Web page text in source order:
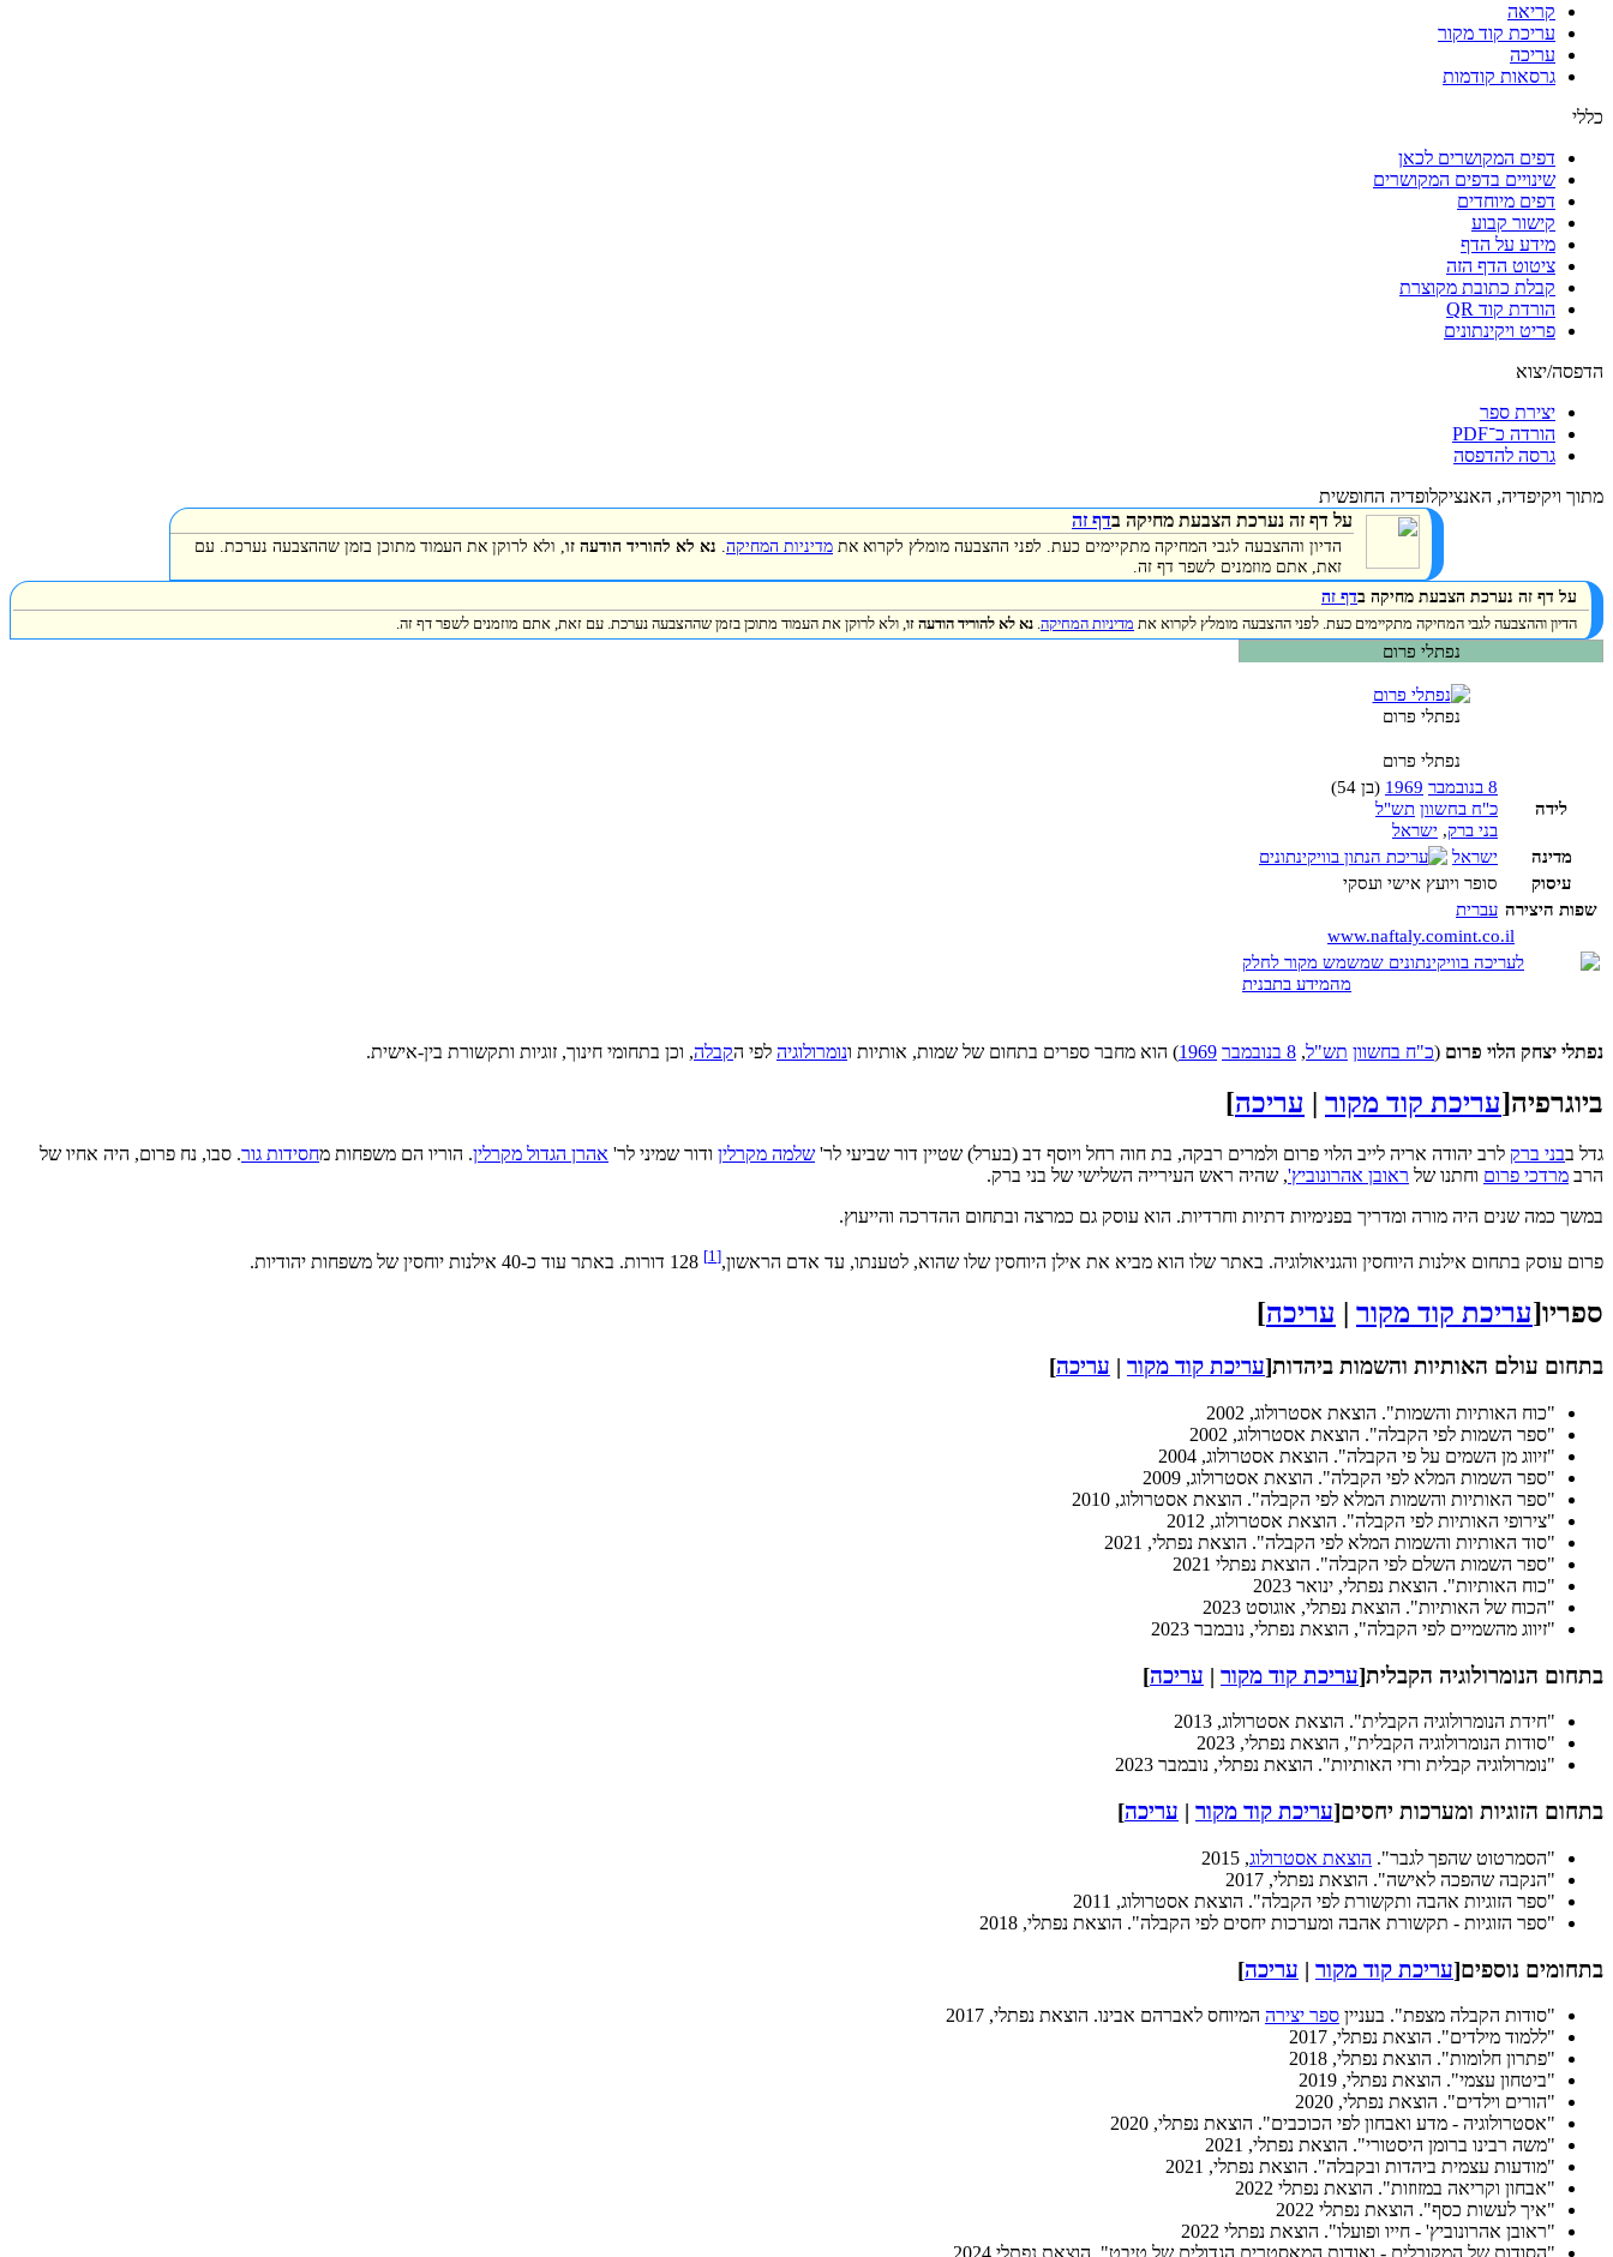
קריאה
עריכת קוד מקור
עריכה
גרסאות קודמות
כללי
דפים המקושרים לכאן
שינויים בדפים המקושרים
דפים מיוחדים
קישור קבוע
מידע על הדף
ציטוט הדף הזה
קבלת כתובת מקוצרת
הורדת קוד QR
פריט ויקינתונים
הדפסה/יצוא
יצירת ספר
הורדה כ־PDF
גרסה להדפסה
מתוך ויקיפדיה, האנציקלופדיה החופשית
על דף זה נערכת הצבעת מחיקה בדף זה
הדיון וההצבעה לגבי המחיקה מתקיימים כעת. לפני ההצבעה מומלץ לקרוא את מדיניות המחיקה. נא לא להוריד הודעה זו, ולא לרוקן את העמוד מתוכן בזמן שההצבעה נערכת. עם
זאת, אתם מוזמנים לשפר דף זה.
על דף זה נערכת הצבעת מחיקה בדף זה
הדיון וההצבעה לגבי המחיקה מתקיימים כעת. לפני ההצבעה מומלץ לקרוא את מדיניות המחיקה. נא לא להוריד הודעה זו, ולא לרוקן את העמוד מתוכן בזמן שההצבעה נערכת. עם זאת, אתם מוזמנים לשפר דף זה.
נפתלי פרום
נפתלי פרום
נפתלי פרום
לידה
8 בנובמבר 1969 (בן 54)
כ"ח בחשוון תש"ל
בני ברק, ישראל
מדינה
ישראל
עיסוק
סופר ויועץ אישי ועסקי
שפות היצירה עברית
www.naftaly.comint.co.il
נפתלי יצחק הלוי פרום (כ"ח בחשוון תש"ל, 8 בנובמבר 1969) הוא מחבר ספרים בתחום של שמות, אותיות ונומרולוגיה לפי הקבלה, וכן בתחומי חינוך, זוגיות ותקשורת בין-אישית.
ביוגרפיה[עריכת קוד מקור עריכה]
גדל בבני ברק לרב יהודה אריה לייב הלוי פרום ולמרים רבקה, בת חוה רחל ויוסף דב (בערל) שטיין דור שביעי לר' שלמה מקרלין ודור שמיני לר' אהרן הגדול מקרלין. הוריו הם משפחות מחסידות גור. סבו, נח פרום, היה אחיו של
הרב מרדכי פרום וחתנו של ראובן אהרונוביץ', שהיה ראש העירייה השלישי של בני ברק.
במשך כמה שנים היה מורה ומדריך בפנימיות דתיות וחרדיות. הוא עוסק גם כמרצה ובתחום ההדרכה והייעוץ.
פרום עוסק בתחום אילנות היוחסין והגניאולוגיה. באתר שלו הוא מביא את אילן היוחסין שלו שהוא, לטענתו, עד אדם הראשון,[1]
ספריו[עריכת קוד מקור עריכה]
בתחום עולם האותיות והשמות ביהדות[עריכת קוד מקור | עריכה]
"כוח האותיות והשמות". הוצאת אסטרולוג, 2002
"ספר השמות לפי הקבלה". הוצאת אסטרולוג, 2002
"זיווג מן השמים על פי הקבלה". הוצאת אסטרולוג, 2004
"ספר השמות המלא לפי הקבלה". הוצאת אסטרולוג, 2009
"ספר האותיות והשמות המלא לפי הקבלה". הוצאת אסטרולוג, 2010
"צירופי האותיות לפי הקבלה". הוצאת אסטרולוג, 2012
"סוד האותיות והשמות המלא לפי הקבלה". הוצאת נפתלי, 2021
"ספר השמות השלם לפי הקבלה". הוצאת נפתלי 2021
"כוח האותיות". הוצאת נפתלי, ינואר 2023
"הכוח של האותיות". הוצאת נפתלי, אוגוסט 2023
"זיווג מהשמיים לפי הקבלה", הוצאת נפתלי, נובמבר 2023
בתחום הנומרולוגיה הקבלית[עריכת קוד מקור | עריכה]
"חידת הנומרולוגיה הקבלית". הוצאת אסטרולוג, 2013
"סודות הנומרולוגיה הקבלית", הוצאת נפתלי, 2023
"נומרולוגיה קבלית ורזי האותיות". הוצאת נפתלי, נובמבר 2023
בתחום הזוגיות ומערכות יחסים[עריכת קוד מקור | עריכה]
"הסמרטוט שהפך לגבר". הוצאת אסטרולוג, 2015
"הנקבה שהפכה לאישה". הוצאת נפתלי, 2017
"ספר הזוגיות אהבה ותקשורת לפי הקבלה". הוצאת אסטרולוג, 2011
"ספר הזוגיות - תקשורת אהבה ומערכות יחסים לפי הקבלה". הוצאת נפתלי, 2018
בתחומים נוספים[עריכת קוד מקור | עריכה]
"סודות הקבלה מצפת". בעניין ספר יצירה המיוחס לאברהם אבינו. הוצאת נפתלי, 2017
"ללמוד מילדים". הוצאת נפתלי, 2017
"פתרון חלומות". הוצאת נפתלי, 2018
"ביטחון עצמי". הוצאת נפתלי, 2019
"הורים וילדים". הוצאת נפתלי, 2020
"אסטרולוגיה - מדע ואבחון לפי הכוכבים". הוצאת נפתלי, 2020
"משה רבינו ברומן היסטורי". הוצאת נפתלי, 2021
"מודעות עצמית ביהדות ובקבלה". הוצאת נפתלי, 2021
"אבחון וקריאה במזוזות". הוצאת נפתלי 2022
"איך לעשות כסף". הוצאת נפתלי 2022
"ראובן אהרונוביץ' - חייו ופועלו". הוצאת נפתלי 2022